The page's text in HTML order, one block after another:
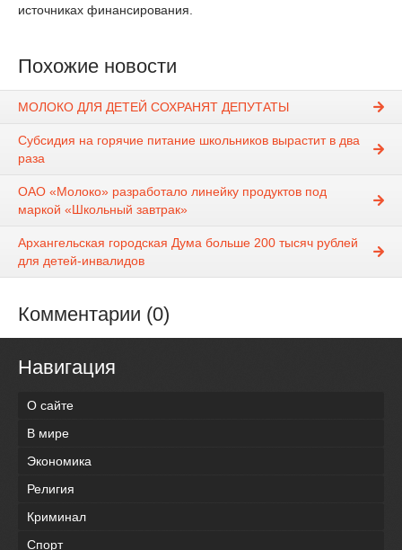
источниках финансирования.
Похожие новости
МОЛОКО ДЛЯ ДЕТЕЙ СОХРАНЯТ ДЕПУТАТЫ
Субсидия на горячие питание школьников вырастит в два
раза
ОАО «Молоко» разработало линейку продуктов под
маркой «Школьный завтрак»
Архангельская городская Дума больше 200 тысяч рублей
для детей-инвалидов
Комментарии (0)
Навигация
О сайте
В мире
Экономика
Религия
Криминал
Спорт